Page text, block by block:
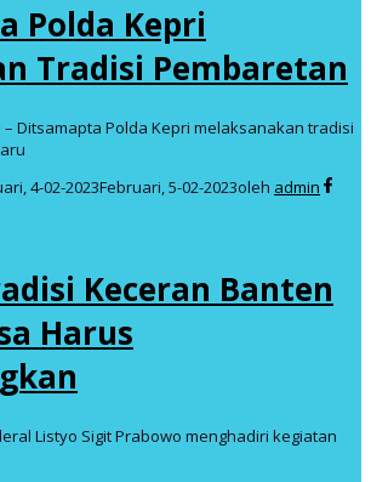
Polda Kepri
Tradisi Pembaretan
– Ditsamapta Polda Kepri melaksanakan tradisi
4-02-2023Februari, 5-02-2023oleh admin
Keceran Banten
Harus
Listyo Sigit Prabowo menghadiri kegiatan